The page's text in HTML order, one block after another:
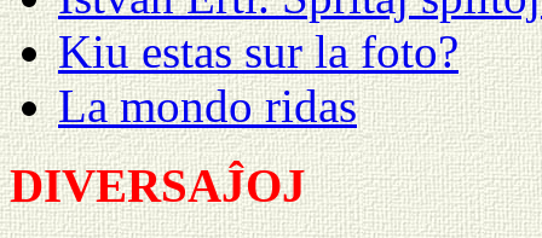
Kiu estas sur la foto?
La mondo ridas
DIVERSAĴOJ